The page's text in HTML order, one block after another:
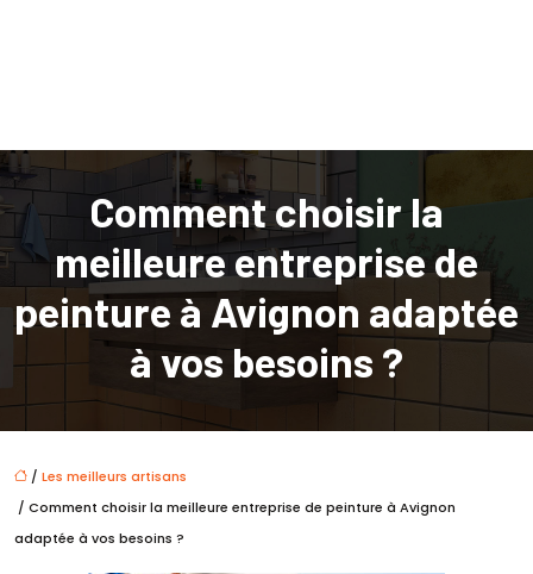
Comment choisir la
meilleure entreprise de
peinture à Avignon adaptée
à vos besoins ?
/ Les meilleurs artisans
/ Comment choisir la meilleure entreprise de peinture à Avignon
adaptée à vos besoins ?